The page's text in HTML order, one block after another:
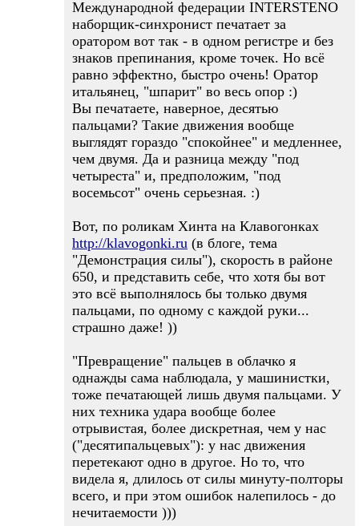
Международной федерации INTERSTENO
наборщик-синхронист печатает за
оратором вот так - в одном регистре и без
знаков препинания, кроме точек. Но всё
равно эффектно, быстро очень! Оратор
итальянец, "шпарит" во весь опор :)
Вы печатаете, наверное, десятью
пальцами? Такие движения вообще
выглядят гораздо "спокойнее" и медленнее,
чем двумя. Да и разница между "под
четыреста" и, предположим, "под
восемьсот" очень серьезная. :)
Вот, по роликам Хинта на Клавогонках
http://klavogonki.ru (в блоге, тема
"Демонстрация силы"), скорость в районе
650, и представить себе, что хотя бы вот
это всё выполнялось бы только двумя
пальцами, по одному с каждой руки...
страшно даже! ))
"Превращение" пальцев в облачко я
однажды сама наблюдала, у машинистки,
тоже печатающей лишь двумя пальцами. У
них техника удара вообще более
отрывистая, более дискретная, чем у нас
("десятипальцевых"): у нас движения
перетекают одно в другое. Но то, что
видела я, длилось от силы минуту-полторы
всего, и при этом ошибок налепилось - до
нечитаемости )))